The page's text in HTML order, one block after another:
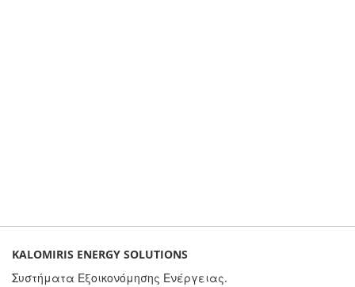
KALOMIRIS ENERGY SOLUTIONS
Συστήματα Εξοικονόμησης Ενέργειας.